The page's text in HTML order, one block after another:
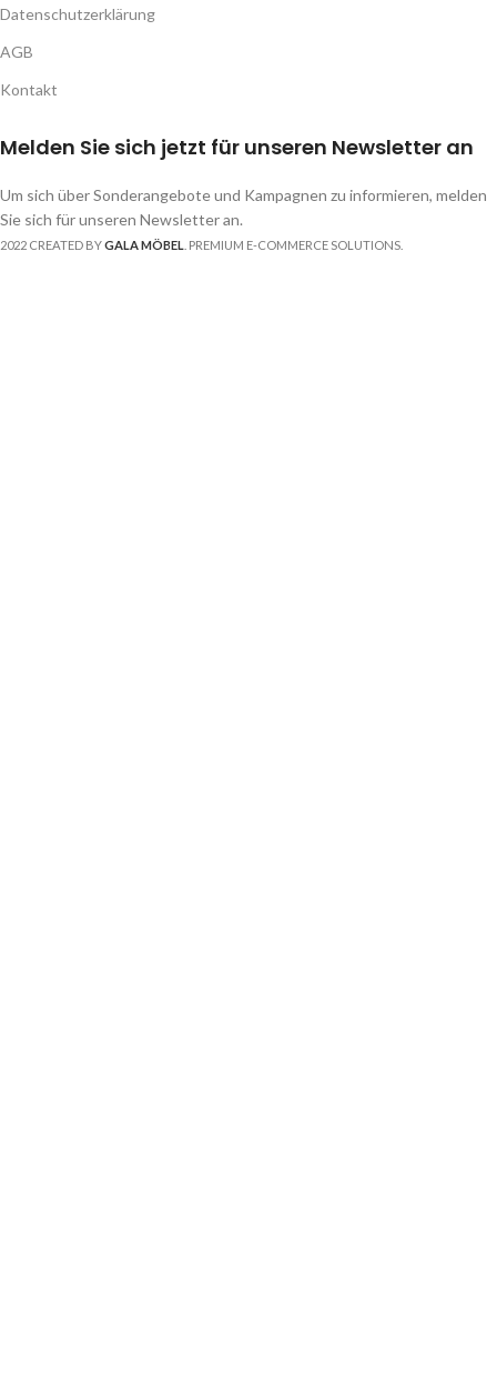
Datenschutzerklärung
AGB
Kontakt
Melden Sie sich jetzt für unseren Newsletter an
Um sich über Sonderangebote und Kampagnen zu informieren, melden
Sie sich für unseren Newsletter an.
2022 CREATED BYGALA MÖBEL . PREMIUM E-COMMERCE SOLUTIONS.